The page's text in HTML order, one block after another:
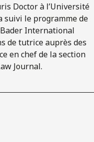
Doctor à l’Université
suivi le programme de
International
de tutrice auprès des
en chef de la section
Journal.